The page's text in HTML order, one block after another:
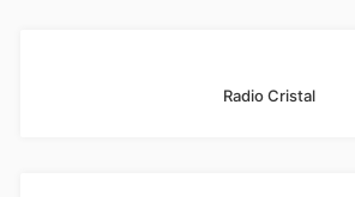
Radio Cristal